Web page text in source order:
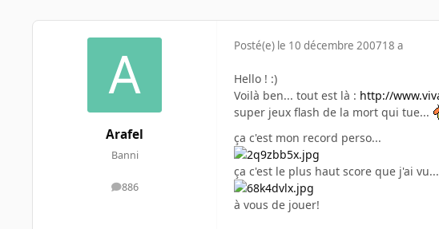
Arafel
Banni
886
messages
Posté(e) le 10 décembre 200718 a
Hello ! :)
Voilà ben... tout est là : http://
super jeux flash de la mort qui tue...
ça c'est mon record perso...
ça c'est le plus haut score que j'ai vu...
à vous de jouer!